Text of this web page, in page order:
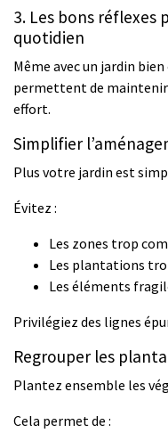
3. Les bons réflexes
quotidien
Même avec un jardin
permettent de maintenir
effort.
Simplifier
Plus votre jardin est
Évitez :
Les zones trop
Les plantations
Les éléments
Privilégiez des lignes
Regrouper les
Plantez ensemble les
Cela permet de :